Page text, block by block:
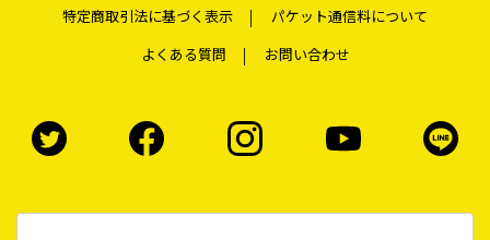
特定商取引法に基づく表示
パケット通信料について
よくある質問
お問い合わせ